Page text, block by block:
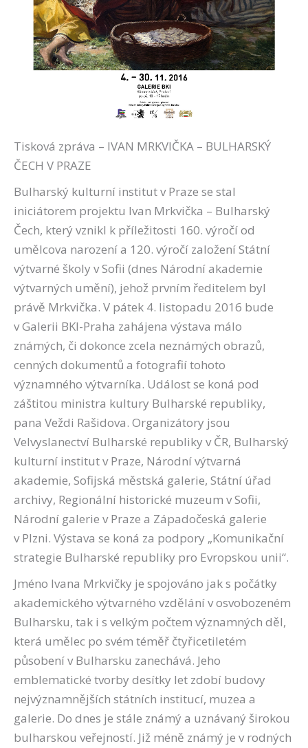
Tisková zpráva – IVAN MRKVIČKA – BULHARSKÝ
ČECH V PRAZE
Bulharský kulturní institut v Praze se stal
iniciátorem projektu Ivan Mrkvička – Bulharský
Čech, který vznikl k příležitosti 160. výročí od
umělcova narození a 120. výročí založení Státní
výtvarné školy v Sofii (dnes Národní akademie
výtvarných umění), jehož prvním ředitelem byl
právě Mrkvička. V pátek 4. listopadu 2016 bude
v Galerii BKI-Praha zahájena výstava málo
známých, či dokonce zcela neznámých obrazů,
cenných dokumentů a fotografií tohoto
významného výtvarníka. Událost se koná pod
záštitou ministra kultury Bulharské republiky,
pana Veždi Rašidova. Organizátory jsou
Velvyslanectví Bulharské republiky v ČR, Bulharský
kulturní institut v Praze, Národní výtvarná
akademie, Sofijská městská galerie, Státní úřad
archivy, Regionální historické muzeum v Sofii,
Národní galerie v Praze a Západočeská galerie
v Plzni. Výstava se koná za podpory „Komunikační
strategie Bulharské republiky pro Evropskou unii“.
Jméno Ivana Mrkvičky je spojováno jak s počátky
akademického výtvarného vzdělání v osvobozeném
Bulharsku, tak i s velkým počtem významných děl,
která umělec po svém téměř čtyřicetiletém
působení v Bulharsku zanechává. Jeho
emblematické tvorby desítky let zdobí budovy
nejvýznamnějších státních institucí, muzea a
galerie. Do dnes je stále známý a uznávaný širokou
bulharskou veřejností. Již méně známý je v rodných